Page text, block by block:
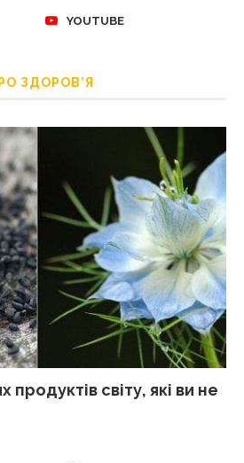
YOUTUBE
ЗДОРОВ’Я
продуктів світу, які ви не